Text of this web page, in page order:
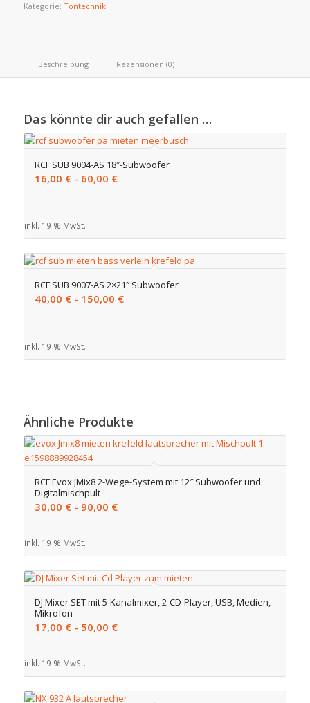
Kategorie: Tontechnik
Beschreibung Rezensionen (0)
Das könnte dir auch gefallen …
RCF SUB 9004-AS 18″-Subwoofer
16,00 €- 60,00 €
inkl. 19 % MwSt.
RCF SUB 9007-AS 2×21″ Subwoofer
40,00 €- 150,00 €
inkl. 19 % MwSt.
Ähnliche Produkte
RCF Evox JMix8 2-Wege-System mit 12″ Subwoofer und
Digitalmischpult
30,00 €- 90,00 €
inkl. 19 % MwSt.
DJ Mixer SET mit 5-Kanalmixer, 2-CD-Player, USB, Medien,
Mikrofon
17,00 €- 50,00 €
inkl. 19 % MwSt.